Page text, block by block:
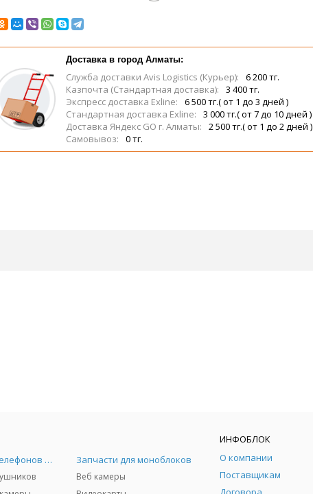
Доставка в город Алматы:
Служба доставки Avis Logistics (Курьер):
6 200 тг.
Казпочта (Стандартная доставка):
3 400 тг.
Экспресс доставка Exline:
6 500 тг.( от 1 до 3 дней )
Стандартная доставка Exline:
3 000 тг.( от 7 до 10 дней )
Доставка Яндекс GO г. Алматы:
2 500 тг.( от 1 до 2 дней )
Самовывоз:
0 тг.
Запчасти для телефонов и Airpods Запчасти для моноблоков
Веб камеры
ИНФОБЛОК
О компании
Поставщикам